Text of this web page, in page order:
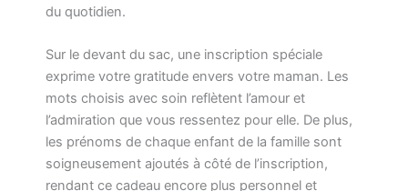
du quotidien.
Sur le devant du sac, une inscription spéciale
exprime votre gratitude envers votre maman. Les
mots choisis avec soin reflètent l’amour et
l’admiration que vous ressentez pour elle. De plus,
les prénoms de chaque enfant de la famille sont
soigneusement ajoutés à côté de l’inscription,
rendant ce cadeau encore plus personnel et